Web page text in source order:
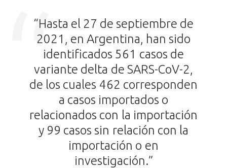
“Hasta el 27 de septiembre de
2021, en Argentina, han sido
identificados 561 casos de
variante delta de SARS-CoV-2,
de los cuales 462 corresponden
a casos importados o
relacionados con la importación
y 99 casos sin relación con la
importación o en
investigación.”